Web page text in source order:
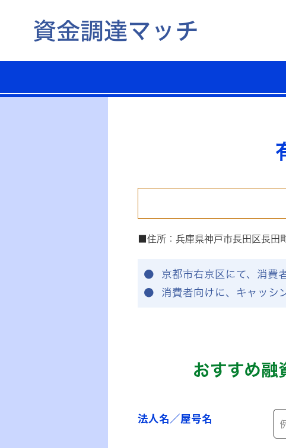
■住所：兵庫県神戸市長田区長田
京都市右京区にて、消費
消費者向けに、キャッシ
おすすめ融
法人名／屋号名